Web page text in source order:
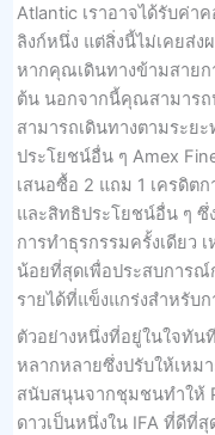
Atlantic เราอาจได้รับค่
ลิงก์หนึ่ง แต่สิ่งนี้ไม่เคยส่ง
หากคุณเดินทางข้ามสายก
ต้น นอกจากนี้คุณสามารถ
สามารถเดินทางตามระย
ประโยชน์อื่น ๆ Amex
เสนอซื้อ 2 แถม 1 เครดิต
และสิทธิประโยชน์อื่น ๆ ซึ่
การทำธุรกรรมครั้งเดียว
น้อยที่สุดเพื่อประสบการ
รายได้ที่แข็งแกร่งสำหรับ
ตัวอย่างหนึ่งที่อยู่ในใจทัน
หลากหลายซึ่งปรับให้เหม
สนับสนุนจากชุมชนทำให้
ดาวเป็นหนึ่งใน IFA ที่ดีที่